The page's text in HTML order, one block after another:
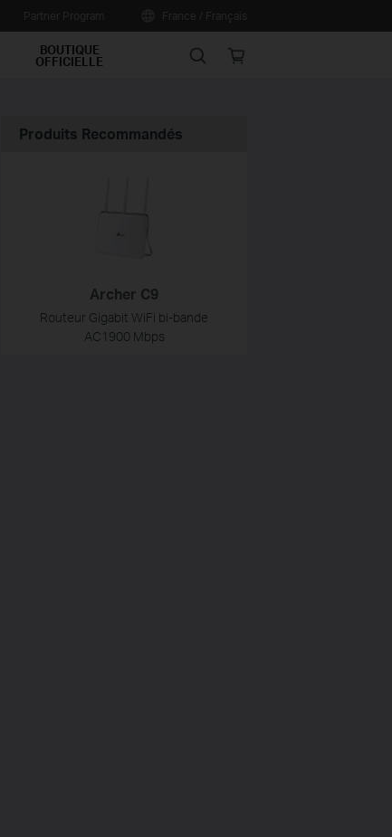
BOUTIQUE
OFFICIELLE Search Online
Produits Recommandés
Archer C9
Routeur Gigabit WiFi bi-bande
AC1900 Mbps